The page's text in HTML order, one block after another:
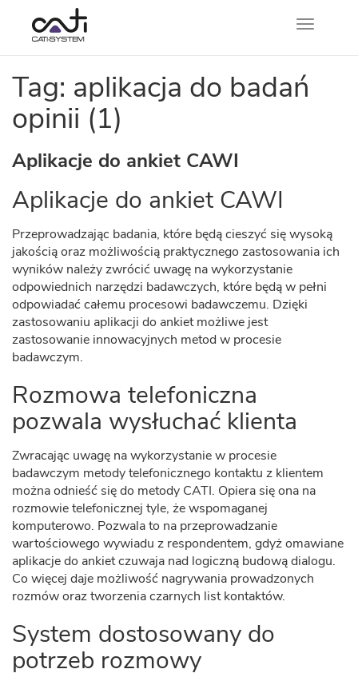
Tag: aplikacja do badań
opinii (1)
Aplikacje do ankiet CAWI
Aplikacje do ankiet CAWI
Przeprowadzając badania, które będą cieszyć się wysoką
jakością oraz możliwością praktycznego zastosowania ich
wyników należy zwrócić uwagę na wykorzystanie
odpowiednich narzędzi badawczych, które będą w pełni
odpowiadać całemu procesowi badawczemu. Dzięki
zastosowaniu aplikacji do ankiet możliwe jest
zastosowanie innowacyjnych metod w procesie
badawczym.
Rozmowa telefoniczna
pozwala wysłuchać klienta
Zwracając uwagę na wykorzystanie w procesie
badawczym metody telefonicznego kontaktu z klientem
można odnieść się do metody CATI. Opiera się ona na
rozmowie telefonicznej tyle, że wspomaganej
komputerowo. Pozwala to na przeprowadzanie
wartościowego wywiadu z respondentem, gdyż omawiane
aplikacje do ankiet czuwaja nad logiczną budową dialogu.
Co więcej daje możliwość nagrywania prowadzonych
rozmów oraz tworzenia czarnych list kontaktów.
System dostosowany do
potrzeb rozmowy